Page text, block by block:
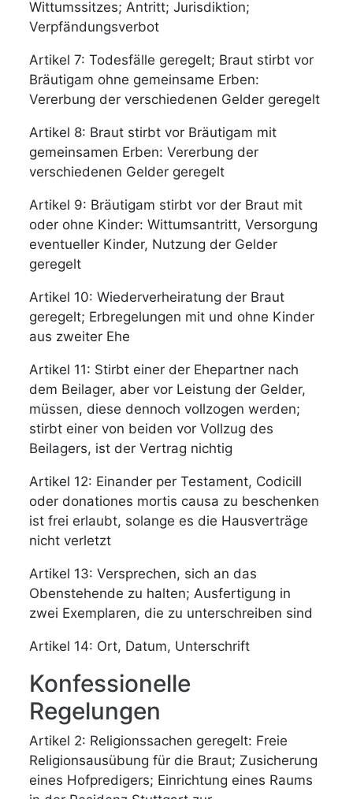
Wittumssitzes; Antritt; Jurisdiktion;
Verpfändungsverbot
Artikel 7: Todesfälle geregelt; Braut stirbt vor
Bräutigam ohne gemeinsame Erben:
Vererbung der verschiedenen Gelder geregelt
Artikel 8: Braut stirbt vor Bräutigam mit
gemeinsamen Erben: Vererbung der
verschiedenen Gelder geregelt
Artikel 9: Bräutigam stirbt vor der Braut mit
oder ohne Kinder: Wittumsantritt, Versorgung
eventueller Kinder, Nutzung der Gelder
geregelt
Artikel 10: Wiederverheiratung der Braut
geregelt; Erbregelungen mit und ohne Kinder
aus zweiter Ehe
Artikel 11: Stirbt einer der Ehepartner nach
dem Beilager, aber vor Leistung der Gelder,
müssen, diese dennoch vollzogen werden;
stirbt einer von beiden vor Vollzug des
Beilagers, ist der Vertrag nichtig
Artikel 12: Einander per Testament, Codicill
oder donationes mortis causa zu beschenken
ist frei erlaubt, solange es die Hausverträge
nicht verletzt
Artikel 13: Versprechen, sich an das
Obenstehende zu halten; Ausfertigung in
zwei Exemplaren, die zu unterschreiben sind
Artikel 14: Ort, Datum, Unterschrift
Konfessionelle
Regelungen
Artikel 2: Religionssachen geregelt: Freie
Religionsausübung für die Braut; Zusicherung
eines Hofpredigers; Einrichtung eines Raums